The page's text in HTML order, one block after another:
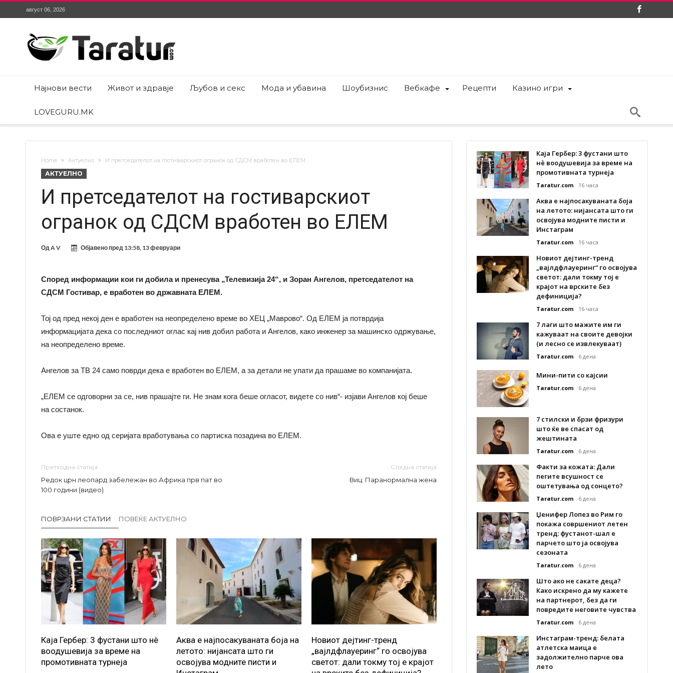
август 06, 2026
Најнови вести Живот и здравје Љубов и секс Мода и убавина Шоубизнис Вебкафе Рецепти Казино игри
LOVEGURU.MK
Home Актуелно И претседателот на гостиварскиот огранок од СДСМ вработен во ЕЛЕМ
АКТУЕЛНО
И претседателот на гостиварскиот
огранок од СДСМ вработен во ЕЛЕМ
ОдA V Објавено пред 13:58, 13 февруари
Според информации кои ги добила и пренесува „Телевизија 24“, и Зоран Ангелов, претседателот на
СДСМ Гостивар, е вработен во државната ЕЛЕМ.
Тој од пред некој ден е вработен на неопределено време во ХЕЦ „Маврово“. Од ЕЛЕМ ја потврдија
информацијата дека со последниот оглас кај нив добил работа и Ангелов, како инженер за машинско одржување,
на неопределено време.
Ангелов за ТВ 24 само поврди дека е вработен во ЕЛЕМ, а за детали не упати да прашаме во компанијата.
„ЕЛЕМ се одговорни за се, нив прашајте ги. Не знам кога беше огласот, видете со нив“- изјави Ангелов кој беше
на состанок.
Ова е уште едно од серијата вработувања со партиска позадина во ЕЛЕМ.
Претходна статија
Редок црн леопард забележан во Африка прв пат во
100 години (видео)
Следна статија
Виц: Паранормална жена
ПОВРЗАНИ СТАТИИ ПОВЕЌЕ АКТУЕЛНО
Каја Гербер: 3 фустани што нè
воодушевија за време на
промотивната турнеја
Аква е најпосакуваната боја на
летото: нијансата што ги
освојува модните писти и
Новиот дејтинг-тренд
„вајлдфлауеринг“ го освојува
светот: дали токму тој е крајот
Каја Гербер: 3 фустани што
нè воодушевија за време на
промотивната турнеја
Taratur.com 16 часа
Аква е најпосакуваната боја
на летото: нијансата што ги
освојува модните писти и
Инстаграм
Taratur.com 16 часа
Новиот дејтинг-тренд
„вајлдфлауеринг“ го освојува
светот: дали токму тој е
крајот на врските без
дефиниција?
Taratur.com 16 часа
7 лаги што мажите им ги
кажуваат на своите девојки
(и лесно се извлекуваат)
Taratur.com 6 дена
Мини-пити со кајсии
Taratur.com 6 дена
7 стилски и брзи фризури
што ќе ве спасат од
жештината
Taratur.com 6 дена
Факти за кожата: Дали
пегите всушност се
оштетувања од сонцето?
Taratur.com 6 дена
Џенифер Лопез во Рим го
покажа совршениот летен
тренд: фустанот-шал е
парчето што ја освојува
сезоната
Taratur.com 6 дена
Што ако не сакате деца?
Како искрено да му кажете
на партнерот, без да ги
повредите неговите чувства
Taratur.com 6 дена
Инстаграм-тренд: белата
атлетска маица е
задолжително парче ова
лето